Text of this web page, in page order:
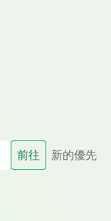
前往 新的優先